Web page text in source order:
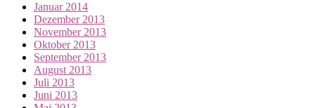
Januar 2014
Dezember 2013
November 2013
Oktober 2013
September 2013
August 2013
Juli 2013
Juni 2013